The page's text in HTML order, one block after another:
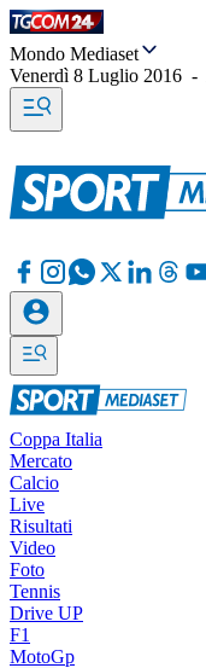
Mondo Mediaset
Venerdì 8 Luglio 2016 -
Coppa Italia
Mercato
Calcio
Live
Risultati
Video
Foto
Tennis
Drive UP
F1
MotoGp